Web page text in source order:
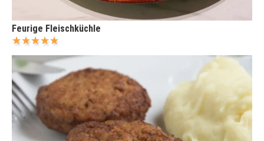
Feurige Fleischküchle